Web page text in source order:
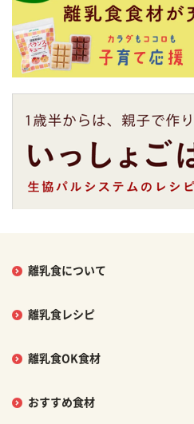
離乳食について
離乳食レシピ
離乳食OK食材
おすすめ食材